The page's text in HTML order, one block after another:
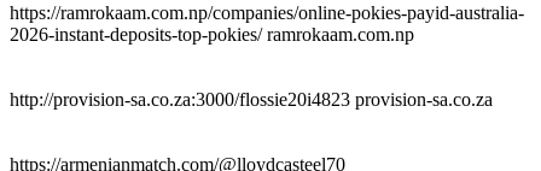
https://ramrokaam.com.np/companies/online-pokies-payid-australia-
2026-instant-deposits-top-pokies/ ramrokaam.com.np
http://provision-sa.co.za:3000/flossie20i4823 provision-sa.co.za
https://armenianmatch.com/@lloydcasteel70